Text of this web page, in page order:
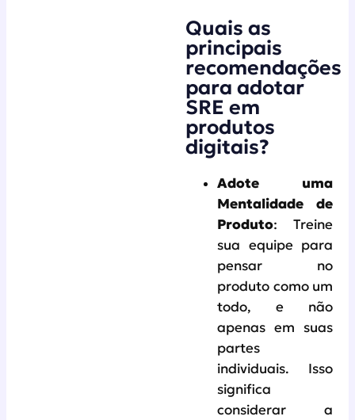
Quais as
principais
recomendações
para adotar
SRE em
produtos
digitais?
Adote uma
Mentalidade de
Produto: Treine
sua equipe para
pensar no
produto como um
todo, e não
apenas em suas
partes
individuais. Isso
significa
considerar a